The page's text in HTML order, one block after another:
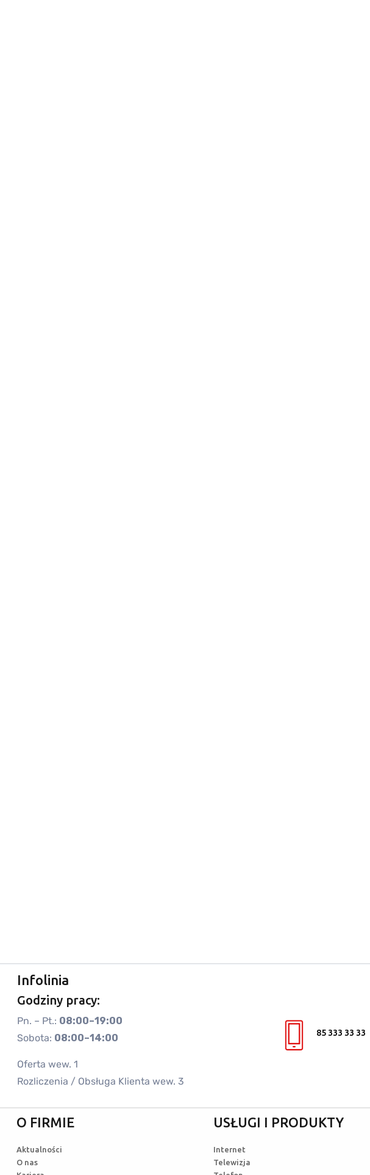
Infolinia
Godziny pracy:
Pn. – Pt.: 08:00–19:00
Sobota: 08:00–14:00
Oferta wew. 1
Rozliczenia / Obsługa Klienta wew. 3
85 333 33 33
O FIRMIE
Aktualności
O nas
USŁUGI I PRODUKTY
Internet
Telewizja